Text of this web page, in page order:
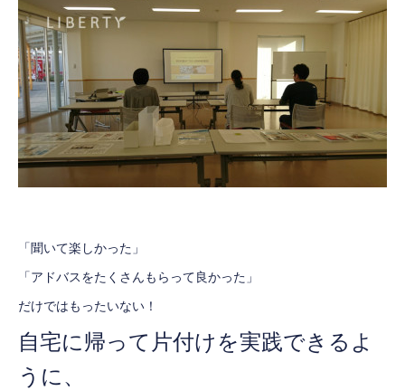
「聞いて楽しかった」
「アドバスをたくさんもらって良かった」
だけではもったいない！
自宅に帰って片付けを実践できるよ
うに、